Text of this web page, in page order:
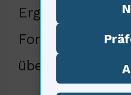
Ergebnisse
Forschung.
über zukünftige